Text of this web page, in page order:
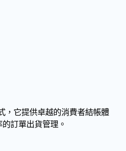
，它提供卓越的消費者結帳體
訂單出貨管理。